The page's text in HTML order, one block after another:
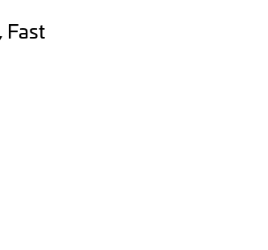
Fast